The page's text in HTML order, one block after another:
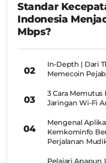
Standar
Indonesia
Mbps?
In-Depth | Dari
Memecoin
3 Cara
Jaringan Wi-Fi
Mengenal
Kemkominfo
Perjalanan
Pelajari Apapun